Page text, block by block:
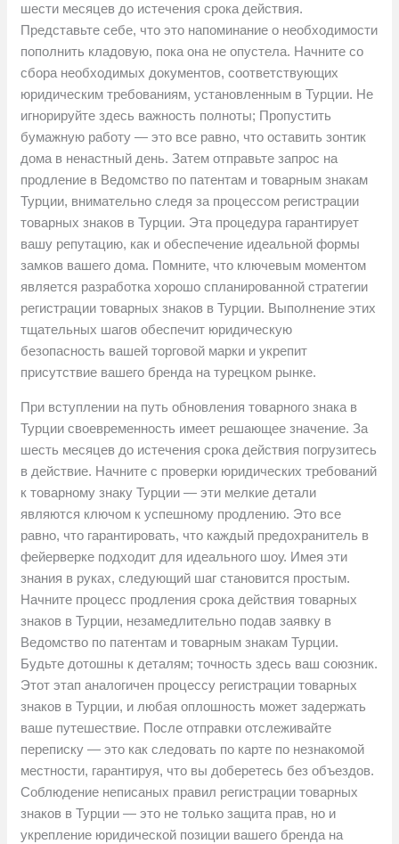
шести месяцев до истечения срока действия.
Представьте себе, что это напоминание о необходимости
пополнить кладовую, пока она не опустела. Начните со
сбора необходимых документов, соответствующих
юридическим требованиям, установленным в Турции. Не
игнорируйте здесь важность полноты; Пропустить
бумажную работу — это все равно, что оставить зонтик
дома в ненастный день. Затем отправьте запрос на
продление в Ведомство по патентам и товарным знакам
Турции, внимательно следя за процессом регистрации
товарных знаков в Турции. Эта процедура гарантирует
вашу репутацию, как и обеспечение идеальной формы
замков вашего дома. Помните, что ключевым моментом
является разработка хорошо спланированной стратегии
регистрации товарных знаков в Турции. Выполнение этих
тщательных шагов обеспечит юридическую
безопасность вашей торговой марки и укрепит
присутствие вашего бренда на турецком рынке.
При вступлении на путь обновления товарного знака в
Турции своевременность имеет решающее значение. За
шесть месяцев до истечения срока действия погрузитесь
в действие. Начните с проверки юридических требований
к товарному знаку Турции — эти мелкие детали
являются ключом к успешному продлению. Это все
равно, что гарантировать, что каждый предохранитель в
фейерверке подходит для идеального шоу. Имея эти
знания в руках, следующий шаг становится простым.
Начните процесс продления срока действия товарных
знаков в Турции, незамедлительно подав заявку в
Ведомство по патентам и товарным знакам Турции.
Будьте дотошны к деталям; точность здесь ваш союзник.
Этот этап аналогичен процессу регистрации товарных
знаков в Турции, и любая оплошность может задержать
ваше путешествие. После отправки отслеживайте
переписку — это как следовать по карте по незнакомой
местности, гарантируя, что вы доберетесь без объездов.
Соблюдение неписаных правил регистрации товарных
знаков в Турции — это не только защита прав, но и
укрепление юридической позиции вашего бренда на